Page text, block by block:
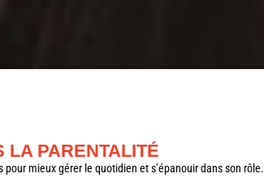
LA PARENTALITÉ
mieux gérer le quotidien et s’épanouir dans son rôle.